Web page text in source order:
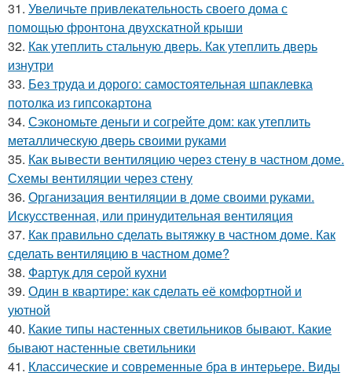
31. Увеличьте привлекательность своего дома с
помощью фронтона двухскатной крыши
32. Как утеплить стальную дверь. Как утеплить дверь
изнутри
33. Без труда и дорого: самостоятельная шпаклевка
потолка из гипсокартона
34. Сэкономьте деньги и согрейте дом: как утеплить
металлическую дверь своими руками
35. Как вывести вентиляцию через стену в частном доме.
Схемы вентиляции через стену
36. Организация вентиляции в доме своими руками.
Искусственная, или принудительная вентиляция
37. Как правильно сделать вытяжку в частном доме. Как
сделать вентиляцию в частном доме?
38. Фартук для серой кухни
39. Один в квартире: как сделать её комфортной и
уютной
40. Какие типы настенных светильников бывают. Какие
бывают настенные светильники
41. Классические и современные бра в интерьере. Виды